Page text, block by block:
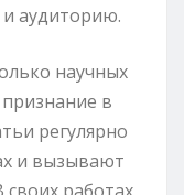
и аудиторию.
научных
в
регулярно
и вызывают